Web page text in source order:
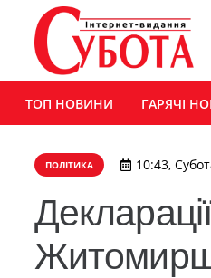
ТОП НОВИНИ ГАРЯЧІ
ПОЛІТИКА 10:43,